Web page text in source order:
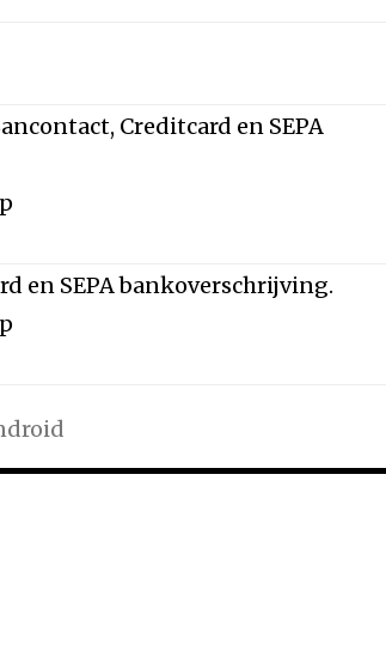
Creditcard en SEPA
en SEPA bankoverschrijving.